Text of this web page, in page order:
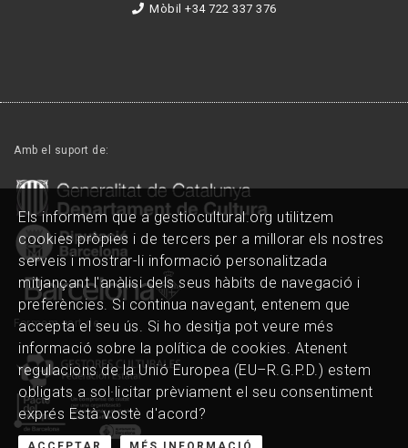
Mòbil +34 722 337 376
Amb el suport de:
Formem part de:
Els informem que a gestiocultural.org utilitzem
cookies pròpies i de tercers per a millorar els nostres
serveis i mostrar-li informació personalitzada
mitjançant l'anàlisi dels seus hàbits de navegació i
preferències. Si continua navegant, entenem que
accepta el seu ús. Si ho desitja pot veure més
informació sobre la política de cookies. Atenent
regulacions de la Unió Europea (EU–R.G.P.D.) estem
obligats a sol·licitar prèviament el seu consentiment
exprés Està vostè d'acord?